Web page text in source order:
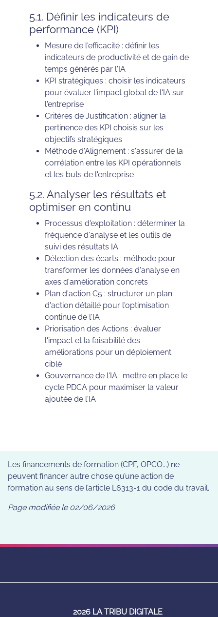
5.1. Définir les indicateurs de
performance (KPI)
Mesure de l'efficacité : définir les
indicateurs de productivité et de gain de
temps générés par l'IA
KPI stratégiques : choisir les indicateurs
pour évaluer l'impact global de l'IA sur
l'entreprise
Critères de Justification : aligner la
pertinence des KPI choisis sur les
objectifs stratégiques
Méthode d'Alignement : s'assurer de la
corrélation entre les KPI opérationnels
et les buts de l'entreprise
5.2. Analyser les résultats et
optimiser en continu
Processus d'exploitation : déterminer la
fréquence d'analyse et les outils de
suivi des résultats IA
Détection des écarts : méthode pour
transformer les données d'analyse en
axes d'amélioration concrets
Plan d'action C5 : structurer un plan
d'action détaillé pour l'optimisation
continue de l'IA
Priorisation des Actions : évaluer
l'impact et la faisabilité des
améliorations pour un déploiement
ciblé
Gouvernance de l'IA : mettre en place le
cycle PDCA pour maximiser la valeur
ajoutée de l'IA
Les financements de formation (CPF, OPCO...) ne
peuvent financer autre chose qu’une action de
formation au sens de l’article L6313-1 du code du travail.
Page modifiée le 02/06/2026
2026 LA TRIBU DIGITALE